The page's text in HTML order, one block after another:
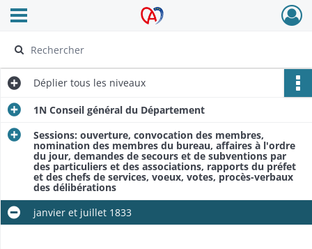
Archives Alsace - Colmar
Ouvrir le menu déroulant
Déplier tous les niveaux
1N Conseil général du Département
Sessions: ouverture, convocation des membres,
nomination des membres du bureau, affaires à l'ordre
du jour, demandes de secours et de subventions par
des particuliers et des associations, rapports du préfet
et des chefs de services, voeux, votes, procès-verbaux
des délibérations
janvier et juillet 1833